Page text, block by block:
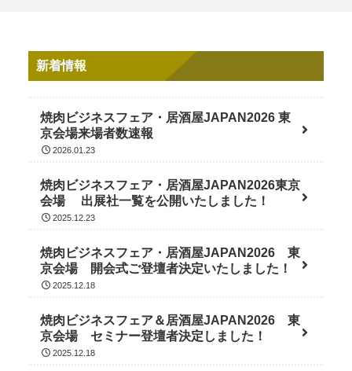
新着情報
焼肉ビジネスフェア・居酒屋JAPAN2026 東
京会場来場者数速報
2026.01.23
焼肉ビジネスフェア・居酒屋JAPAN2026東京
会場 出展社一覧を公開いたしました！
2025.12.23
焼肉ビジネスフェア・居酒屋JAPAN2026 東
京会場 開会式ご登壇者決定いたしました！
2025.12.18
焼肉ビジネスフェア＆居酒屋JAPAN2026 東
京会場 セミナー登壇者決定しました！
2025.12.18